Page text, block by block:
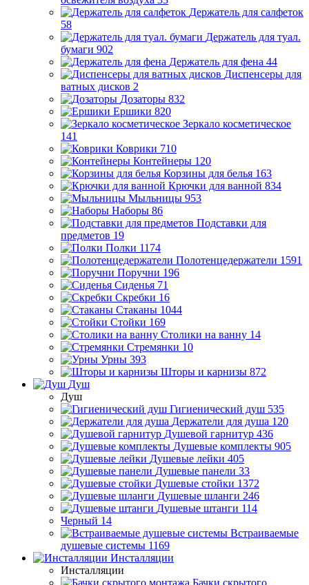
Держатель для салфеток
58
Держатель для туал.
бумаги 902
Держатель для фена 44
Диспенсеры для
ватных дисков 2
Дозаторы 832
Ершики 820
Зеркало косметическое
141
Коврики 710
Контейнеры 120
Корзины для белья 163
Крючки для ванной 834
Мыльницы 953
Наборы 86
Подставки для
предметов 19
Полки 1174
Полотенцедержатели 1591
Поручни 196
Сиденья 71
Скребки 16
Стаканы 1044
Стойки 169
Столики на ванну 14
Стремянки 10
Урны 393
Шторы и карнизы 872
Душ
Душ
Гигиенический душ 535
Держатели для душа 120
Душевой гарнитур 436
Душевые комплекты 905
Душевые лейки 405
Душевые панели 33
Душевые стойки 1372
Душевые шланги 246
Душевые штанги 114
Черный 14
Встраиваемые
душевые системы 1169
Инсталляции
Инсталляции
Бачки скрытого